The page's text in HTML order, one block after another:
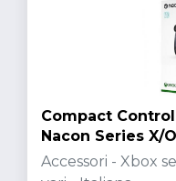
Compact
Nacon Series X/
Accessori - Xbox